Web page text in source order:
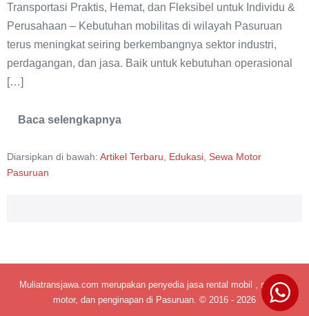
Transportasi Praktis, Hemat, dan Fleksibel untuk Individu &
Perusahaan – Kebutuhan mobilitas di wilayah Pasuruan
terus meningkat seiring berkembangnya sektor industri,
perdagangan, dan jasa. Baik untuk kebutuhan operasional
[…]
Baca selengkapnya
Sewa
Pasuruan
Diarsipkan di bawah: Artikel Terbaru Edukasi Sewa Motor
Pasuruan
Muliatransjawa.com merupakan penyedia jasa rental mobil , sepeda
motor, dan penginapan di Pasuruan. © 2016 - 2026